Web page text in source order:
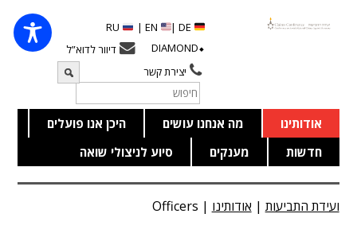
⬥DIAMOND
דיוור לדוא”ל
יצירת קשר
אודותינו מה אנחנו עושים
היכן אנו פועלים
חדשות
מענקים סיוע לניצולי שואה
ועידת התביעות | אודותינו |
Officers